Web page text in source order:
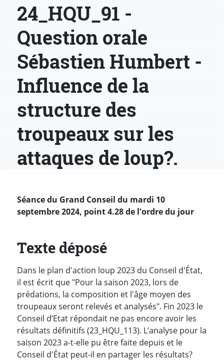
24_HQU_91 -
Question orale
Sébastien Humbert -
Influence de la
structure des
troupeaux sur les
attaques de loup?.
Séance du Grand Conseil du mardi 10
septembre 2024, point 4.28 de l'ordre du jour
Texte déposé
Dans le plan d'action loup 2023 du Conseil d'État,
il est écrit que "Pour la saison 2023, lors de
prédations, la composition et l'âge moyen des
troupeaux seront relevés et analysés". Fin 2023 le
Conseil d’Etat répondait ne pas encore avoir les
résultats définitifs (23_HQU_113). L’analyse pour la
saison 2023 a-t-elle pu être faite depuis et le
Conseil d'État peut-il en partager les résultats?